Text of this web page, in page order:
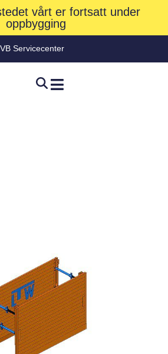
vårt er fortsatt under
oppbygging
VB Servicecenter